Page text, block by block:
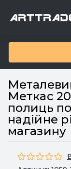
Меткас
полиць
надійне
магазину